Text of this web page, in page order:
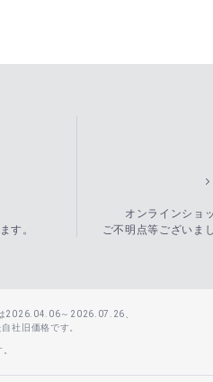
す。
オンラインショ
ご不明点等ございま
2026.04.06～2026.07.26、
社旧価格です。